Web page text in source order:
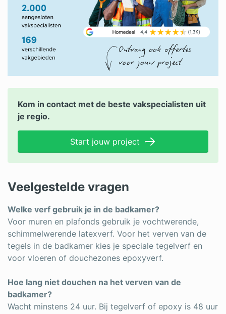
Kom in contact met de beste vakspecialisten uit
je regio.
Start jouw project
Veelgestelde vragen
Welke verf gebruik je in de badkamer?
Voor muren en plafonds gebruik je vochtwerende,
schimmelwerende latexverf. Voor het verven van de
tegels in de badkamer kies je speciale tegelverf en
voor vloeren of douchezones epoxyverf.
Hoe lang niet douchen na het verven van de
badkamer?
Wacht minstens 24 uur. Bij tegelverf of epoxy is 48 uur